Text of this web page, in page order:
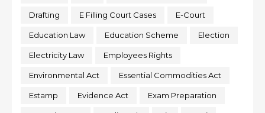
Drafting E Filling Court Cases E-Court
Education Law Education Scheme Election
Electricity Law Employees Rights
Environmental Act Essential Commodities Act
Estamp Evidence Act Exam Preparation